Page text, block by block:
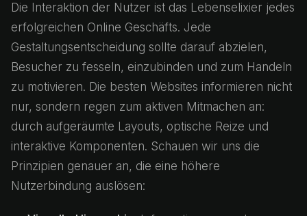
Die Interaktion der Nutzer ist das Lebenselixier jedes
erfolgreichen Online Geschäfts. Jede
Gestaltungsentscheidung sollte darauf abzielen,
Besucher zu fesseln, einzubinden und zum Handeln
zu motivieren. Die besten Websites informieren nicht
nur, sondern regen zum aktiven Mitmachen an:
durch aufgeräumte Layouts, optische Reize und
interaktive Komponenten. Schauen wir uns die
Prinzipien genauer an, die eine höhere
Nutzerbindung auslösen: